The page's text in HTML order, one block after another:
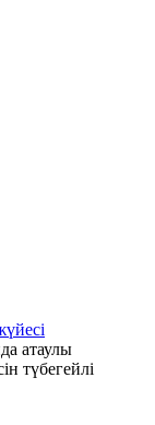
атаулы
түбегейлі